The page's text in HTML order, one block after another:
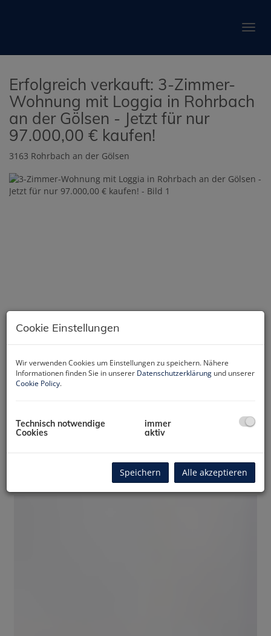
Erfolgreich verkauft: 3-Zimmer-
Wohnung mit Loggia in Rohrbach
an der Gölsen - Jetzt für nur
97.000,00 € kaufen!
3163 Rohrbach an der Gölsen
Cookie Einstellungen
Wir verwenden Cookies um Einstellungen zu speichern. Nähere
Informationen finden Sie in unserer Datenschutzerklärung und unserer
Cookie Policy.
Technisch notwendige
Cookies
immer
aktiv
Speichern Alle akzeptieren